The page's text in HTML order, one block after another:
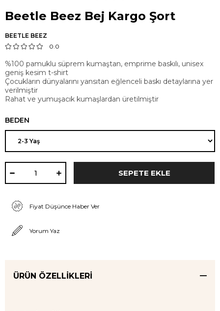
Beetle Beez Bej Kargo Şort
BEETLE BEEZ
0.0
%100 pamuklu süprem kumaştan, emprime baskılı, unisex
geniş kesim t-shirt
Çocukların dünyalarını yansıtan eğlenceli baskı detaylarına yer
verilmiştir
Rahat ve yumuşacık kumaşlardan üretilmiştir
BEDEN
Fiyat Düşünce Haber Ver
Yorum Yaz
ÜRÜN ÖZELLIKLERI